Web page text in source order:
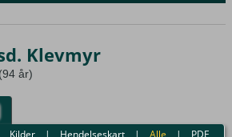
Klevmyr
år)
Kilder | Hendelseskart |Alle | PDF